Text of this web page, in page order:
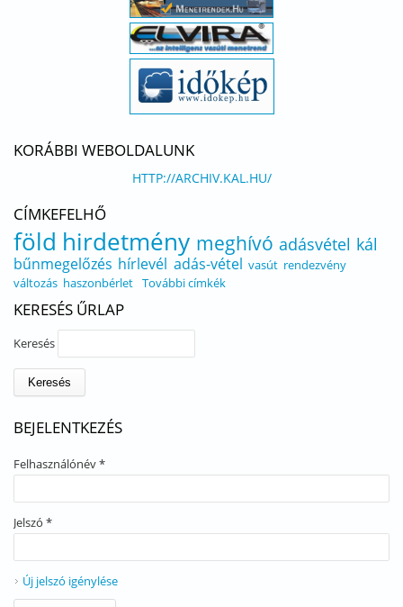
KORÁBBI WEBOLDALUNK
HTTP://ARCHIV.KAL.HU/
CÍMKEFELHŐ
föld hirdetmény meghívó adásvétel kál
bűnmegelőzés hírlevél adás-vétel vasút rendezvény
változás haszonbérlet További címkék
KERESÉS ŰRLAP
Keresés
BEJELENTKEZÉS
Felhasználónév*
Jelszó *
Új jelszó igénylése